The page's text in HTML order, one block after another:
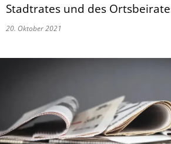
Stadtrates und des
20. Oktober 2021